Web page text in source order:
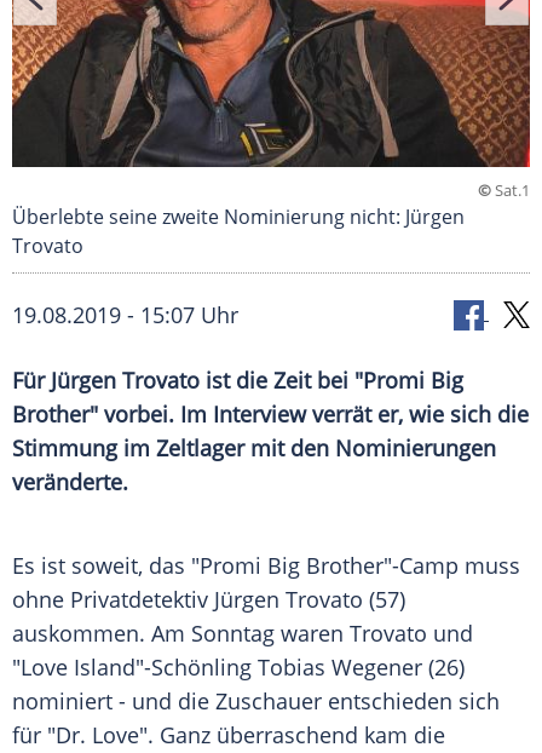
©Sat.1
Überlebte seine zweite Nominierung nicht: Jürgen
Trovato
19.08.2019 - 15:07 Uhr
Für Jürgen Trovato ist die Zeit bei "Promi Big
Brother" vorbei. Im Interview verrät er, wie sich die
Stimmung im Zeltlager mit den Nominierungen
veränderte.
Es ist soweit, das "Promi Big Brother"-Camp muss
ohne Privatdetektiv Jürgen Trovato (57)
auskommen. Am Sonntag waren Trovato und
"Love Island"-Schönling Tobias Wegener (26)
nominiert - und die Zuschauer entschieden sich
für "Dr. Love". Ganz überraschend kam die